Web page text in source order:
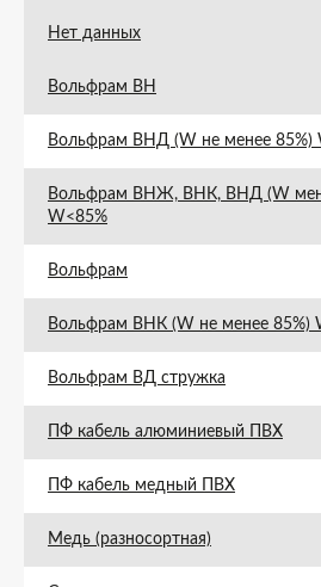
Нет данных
Вольфрам ВН
Вольфрам ВНД (W не менее 85%)
Вольфрам ВНЖ, ВНК, ВНД (W
W<85%
Вольфрам
Вольфрам ВНК (W не менее 85%)
Вольфрам ВД стружка
ПФ кабель алюминиевый ПВХ
ПФ кабель медный ПВХ
Медь (разносортная)